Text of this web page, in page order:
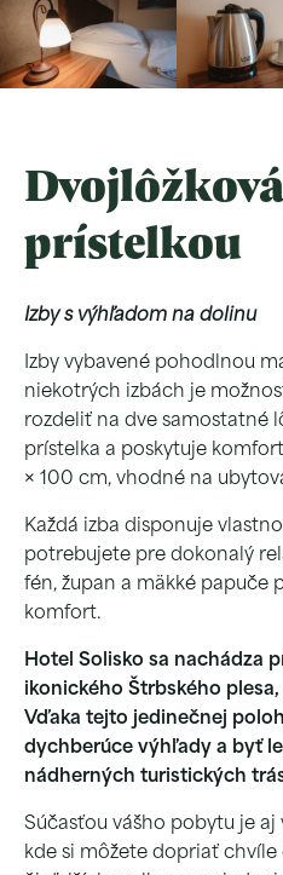
prístelkou
Izby s výhľadom na dolinu
Izby vybavené pohodlnou
niekotrých izbách je
rozdeliť na dve samostatné
prístelka a poskytuje
× 100 cm, vhodné na
Každá izba disponuje
potrebujete pre dokonalý
fén, župan a mäkké papuče
komfort.
Hotel Solisko sa nachádza
ikonického Štrbského
Vďaka tejto jedinečnej
dychberúce výhľady a byť
nádherných turistických
Súčasťou vášho pobytu je
kde si môžete dopriať chvíle